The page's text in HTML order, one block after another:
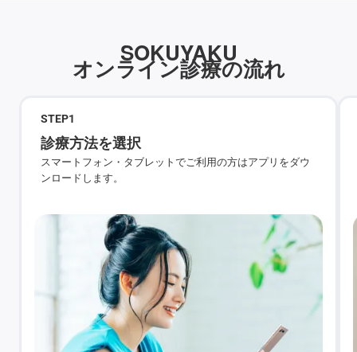
SOKUYAKU
オンライン診療の流れ
STEP1
診療方法を選択
スマートフォン・タブレットでご利用の方はアプリをダウ
ンロードします。